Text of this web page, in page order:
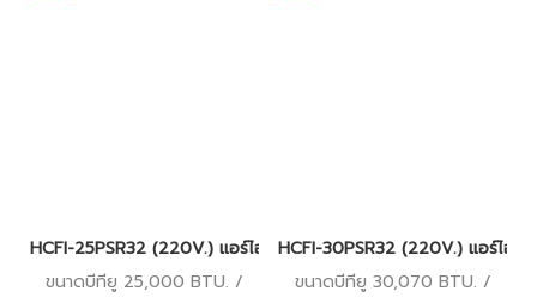
HCFI-25PSR32 (220V.) แอร์ไฮเออร์ Haier Gale Cool Plus เครื่
ขนาดบีทียู 25,000 BTU. /
HCFI-30PSR32 (220V.) แอร์ไฮ
ขนาดบีทียู 30,070 BTU. /